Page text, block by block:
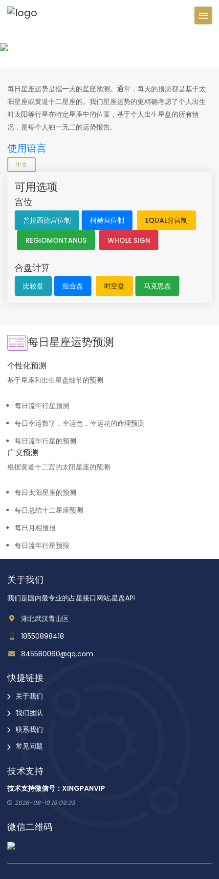
每日星座运势是指一天的星座预测。通常，每天的预测都是基于太
阳星座或黄道十二星座的。我们星座运势的更精确考虑了个人出生
时太阳等行星在特定星座中的位置，基于个人出生星盘的所有情
况，是每个人独一无二的运势报告。
使用语言
中文
可用选项
宫位
普拉西德宫位制 柯赫宫位制 EQUAL分宫制
REGIOMONTANUS WHOLE SIGN
合盘计算
比较盘 组合盘 时空盘 马克思盘
每日星座运势预测
个性化预测
基于星座和出生星盘细节的预测
每日流年行星预测
每日幸运数字，幸运色，幸运花的命理预测
每日流年行星的预测
广义预测
根据黄道十二宫的太阳星座的预测
每日太阳星座的预测
每日总结十二星座预测
每日月相预报
每日流年行星预报
关于我们
我们是国内最专业的占星接口网站,星盘API
湖北武汉青山区
18550898418
845580060@qq.com
快捷链接
关于我们
我们团队
联系我们
常见问题
技术支持
技术支持微信号：XINGPANVIP
2026-08-10 19:09:33
微信二维码